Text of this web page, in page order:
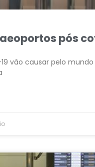
pós
vão causar pelo